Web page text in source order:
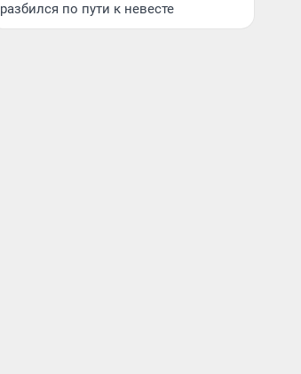
разбился по пути к невесте